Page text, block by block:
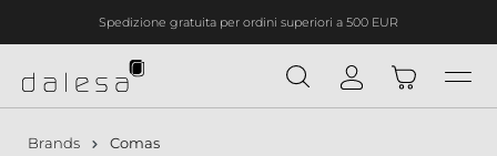
principaleSpedizione gratuita per ordini superiori a 500 EUR
Brands Comas